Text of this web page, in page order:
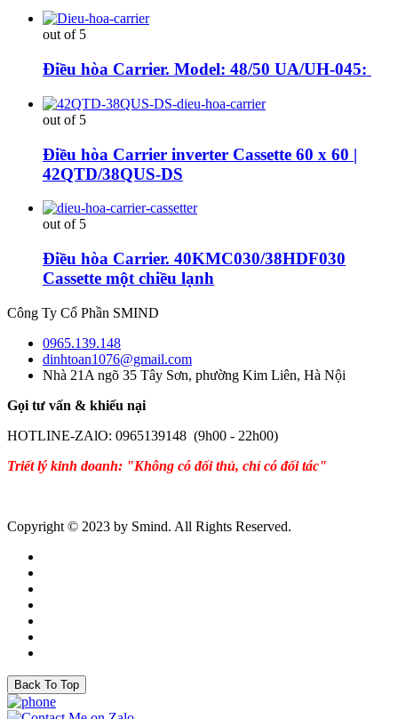
out of 5
Điều hòa Carrier. Model: 48/50 UA/UH-045:
out of 5
Điều hòa Carrier inverter Cassette 60 x 60 |
42QTD/38QUS-DS
out of 5
Điều hòa Carrier. 40KMC030/38HDF030
Cassette một chiều lạnh
Công Ty Cổ Phần SMIND
0965.139.148
dinhtoan1076@gmail.com
Nhà 21A ngõ 35 Tây Sơn, phường Kim Liên, Hà Nội
Gọi tư vấn & khiếu nại
HOTLINE-ZAlO: 0965139148 (9h00 - 22h00)
Triết lý kinh doanh: "Không có đối thủ, chỉ có đối tác"
Copyright © 2023 by Smind. All Rights Reserved.
Back To Top